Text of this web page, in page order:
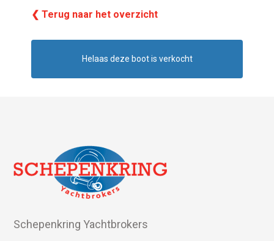
❮ Terug naar het overzicht
Helaas deze boot is verkocht
Schepenkring Yachtbrokers